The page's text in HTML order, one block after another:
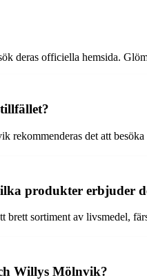
deras officiella hemsida.
det att
produkter erbjuder
brett sortiment av livsmedel,
Willys Mölnvik?